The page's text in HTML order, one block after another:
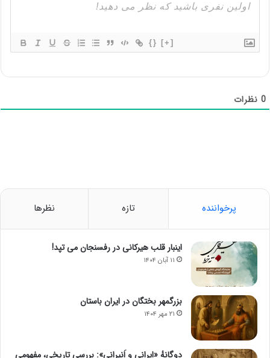
{} [+]
0 نظرات
پرخواننده تازه نظرها
اینبار قلب هیرکانی در رفسنجان می تپد!
۱۱ آبان ۱۴۰۴
بزرگمهر بختگان در ایران باستان
۲۱ مهر ۱۴۰۴
دوگانهٔ «ایرانی و اَنیرانی»: بررسی تاریخی، مفهومی